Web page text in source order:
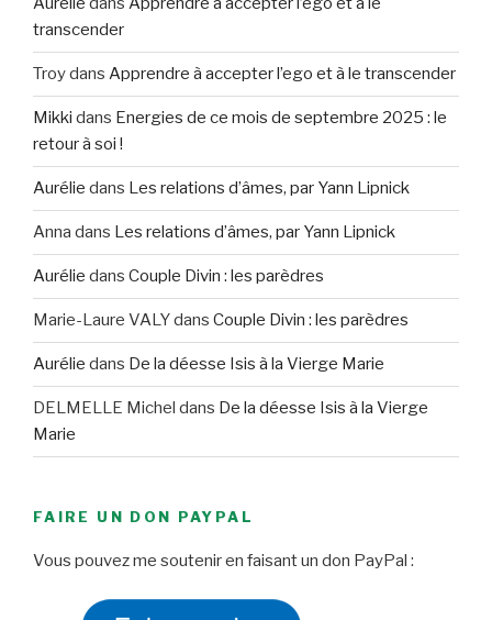
transcender
Troydans Apprendre à accepter l’ego et à le transcender
Mikki dans Energies de ce mois de septembre 2025 : le
retour à soi !
Aurélie dans Les relations d’âmes, par Yann Lipnick
Anna dans Les relations d’âmes, par Yann Lipnick
Aurélie dans Couple Divin : les parèdres
Marie-Laure VALYdans Couple Divin : les parèdres
Aurélie dans De la déesse Isis à la Vierge Marie
DELMELLE Michel dans De la déesse Isis à la Vierge
Marie
FAIRE UN DON PAYPAL
Vous pouvez me soutenir en faisant un don PayPal :